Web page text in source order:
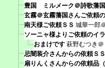
豊国 ミルメーク＠詩歌藩
玄霧＠玄霧藩国さんご依頼
南天様ご依頼ＳＳ 城華一郎
ソーニャ様よりご依頼のイ
おまけです 萩野むつき
忌闇装介さんからの依頼ＳＳ
扇りんくさんからの依頼品（